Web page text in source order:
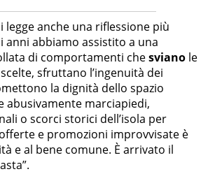
legge anche una riflessione più
anni abbiamo assistito a una
di comportamenti chesviano le
sfruttano l’ingenuità dei
la dignità dello spazio
abusivamente marciapiedi,
o scorci storici dell’isola per
e promozioni improvvisate è
e al bene comune. È arrivato il